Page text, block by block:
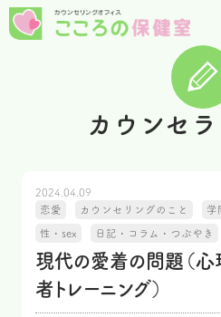
カウンセ
2024.04.09
恋愛
カウンセリングのこと 学
性・sex 日記・コラム・つぶやき
現代の愛着の問題（心
者トレーニング）